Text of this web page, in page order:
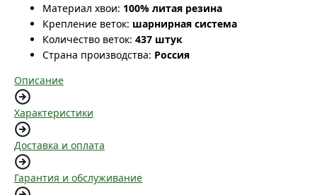
Материал хвои: 100% литая резина
Крепление веток: шарнирная система
Количество веток: 437 штук
Страна производства: Россия
Описание
Характеристики
Доставка и оплата
Гарантия и обслуживание